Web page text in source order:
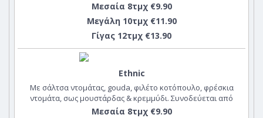
Μεσαία 8τμχ €9.90
Μεγάλη 10τμχ €11.90
Γίγας 12τμχ €13.90
Ethnic
Με σάλτσα ντομάτας, gouda, φιλέτο κοτόπουλο, φρέσκια
ντομάτα, σως μουστάρδας & κρεμμύδι. Συνοδεύεται από
dip ethnic
Μεσαία 8τμχ €9.90